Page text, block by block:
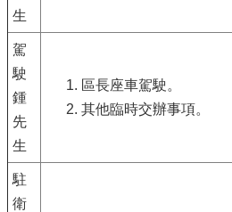
生
駕
駛
鍾
先
生
區長座車駕駛。
其他臨時交辦事項。
駐
衛